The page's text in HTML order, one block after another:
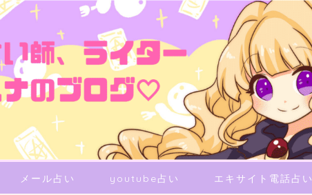
メール占い youtube占い エキサイト電話占い